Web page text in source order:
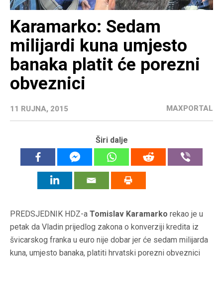
Karamarko: Sedam
milijardi kuna umjesto
banaka platit će porezni
obveznici
11 RUJNA, 2015 MAXPORTAL
Širi dalje
PREDSJEDNIK HDZ-a Tomislav Karamarko rekao je u
petak da Vladin prijedlog zakona o konverziji kredita iz
švicarskog franka u euro nije dobar jer će sedam milijarda
kuna, umjesto banaka, platiti hrvatski porezni obveznici